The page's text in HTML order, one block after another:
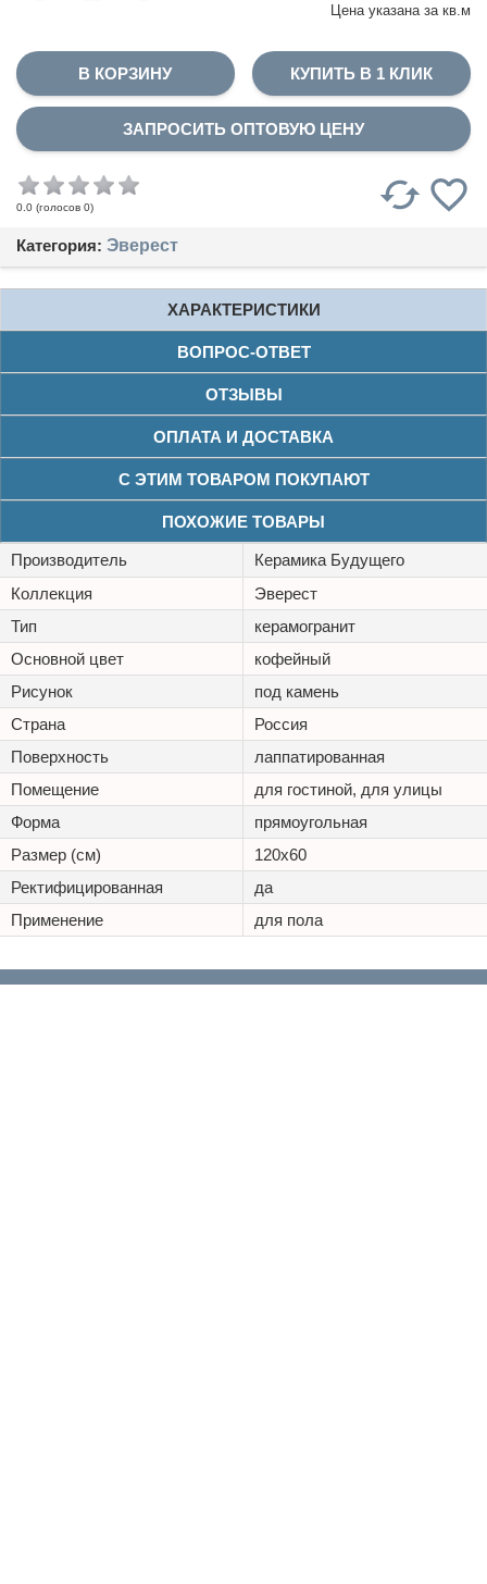
Цена указана за кв.м
КУПИТЬ В 1 КЛИК
ЗАПРОСИТЬ ОПТОВУЮ ЦЕНУ
0.0 (голосов 0)
Категория: Эверест
ХАРАКТЕРИСТИКИ
ВОПРОС-ОТВЕТ
ОТЗЫВЫ
ОПЛАТА И ДОСТАВКА
С ЭТИМ ТОВАРОМ ПОКУПАЮТ
ПОХОЖИЕ ТОВАРЫ
Производитель
Керамика Будущего
Коллекция
Эверест
Тип
керамогранит
Основной цвет
кофейный
Рисунок
под камень
Страна
Россия
Поверхность
лаппатированная
Помещение
для гостиной, для улицы
Форма
прямоугольная
Размер (см)
120x60
Ректифицированная
да
Применение
для пола